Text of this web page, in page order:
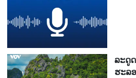
ລະດູ
ຮະລ